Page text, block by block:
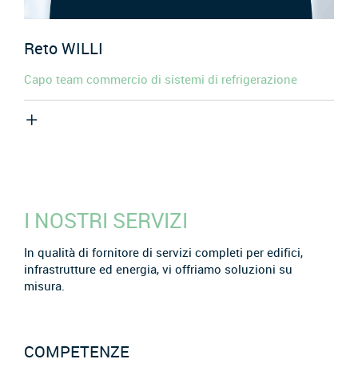
RetoWILLI
Capo team commercio di sistemi di refrigerazione
I NOSTRI SERVIZI
In qualità di fornitore di servizi completi per edifici,
infrastrutture ed energia, vi offriamo soluzioni su
misura.
COMPETENZE